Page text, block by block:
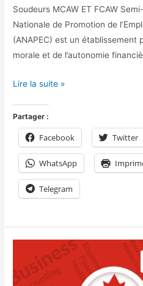
Soudeurs MCAW ET FCAW
Nationale de Promotion de
(ANAPEC) est un établissement
morale et de l’autonomie
Lire la suite »
Partager :
Facebook Twitter
WhatsApp
Telegram